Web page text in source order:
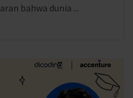
bahwa dunia ...